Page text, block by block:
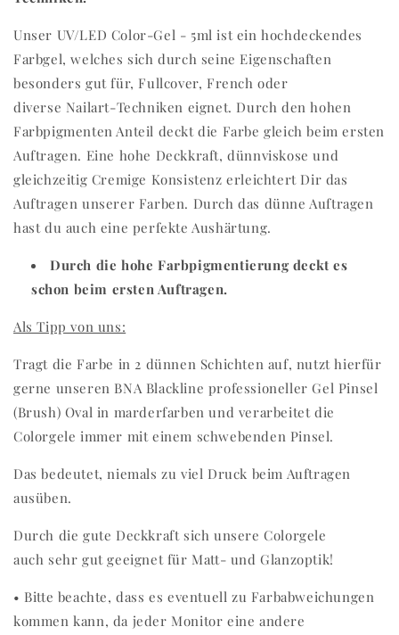
Unser UV/LED Color-Gel - 5ml ist ein hochdeckendes
Farbgel, welches sich durch seine Eigenschaften
besonders gut für, Fullcover, French oder
diverse Nailart-Techniken eignet. Durch den hohen
Farbpigmenten Anteil deckt die Farbe gleich beim ersten
Auftragen. Eine hohe Deckkraft, dünnviskose und
gleichzeitig Cremige Konsistenz erleichtert Dir das
Auftragen unserer Farben. Durch das dünne Auftragen
hast du auch eine perfekte Aushärtung.
Durch die hohe Farbpigmentierung deckt es
schon beim ersten Auftragen.
Als Tipp von uns:
Tragt die Farbe in 2 dünnen Schichten auf, nutzt hierfür
gerne unseren BNA Blackline professioneller Gel Pinsel
(Brush) Oval in marderfarben und verarbeitet die
Colorgele immer mit einem schwebenden Pinsel.
Das bedeutet, niemals zu viel Druck beim Auftragen
ausüben.
Durch die gute Deckkraft sich unsere Colorgele
auch sehr gut geeignet für Matt- und Glanzoptik!
• Bitte beachte, dass es eventuell zu Farbabweichungen
kommen kann, da jeder Monitor eine andere